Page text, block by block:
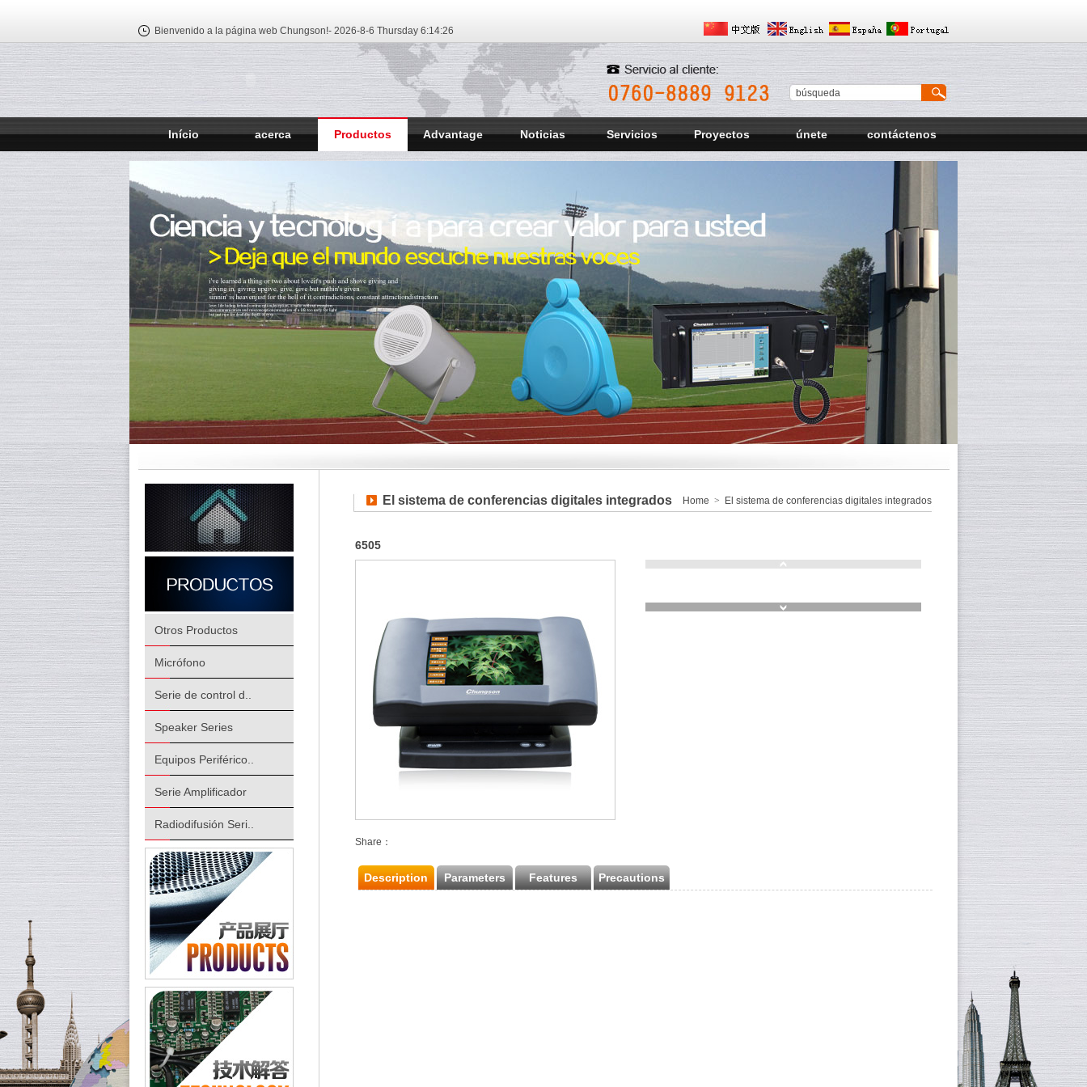
Bienvenido a la página web Chungson!- 2026-8-6 Thursday 6:14:27
Início acerca Productos Advantage Noticias Servicios Proyectos únete contáctenos
Otros Productos
Micrófono
Serie de control d..
Speaker Series
Equipos Periférico..
Serie Amplificador
Radiodifusión Seri..
El sistema de conferencias digitales integrados Home > El sistema de conferencias digitales integrados
6505
Share：
Description Parameters Features Precautions